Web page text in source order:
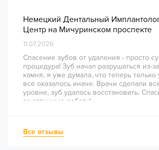
Немецкий Дентальный
Центр на Мичуринском проспекте
11.07.2026
Спасение зубов от удаления - просто
процедура! Зуб начал разрушаться из-
камня, я уже думала, что теперь только
всё оказалось иначе. Врачи сделали
уровне, зуб удалось восстановить.
за отличную работу!
Все отзывы